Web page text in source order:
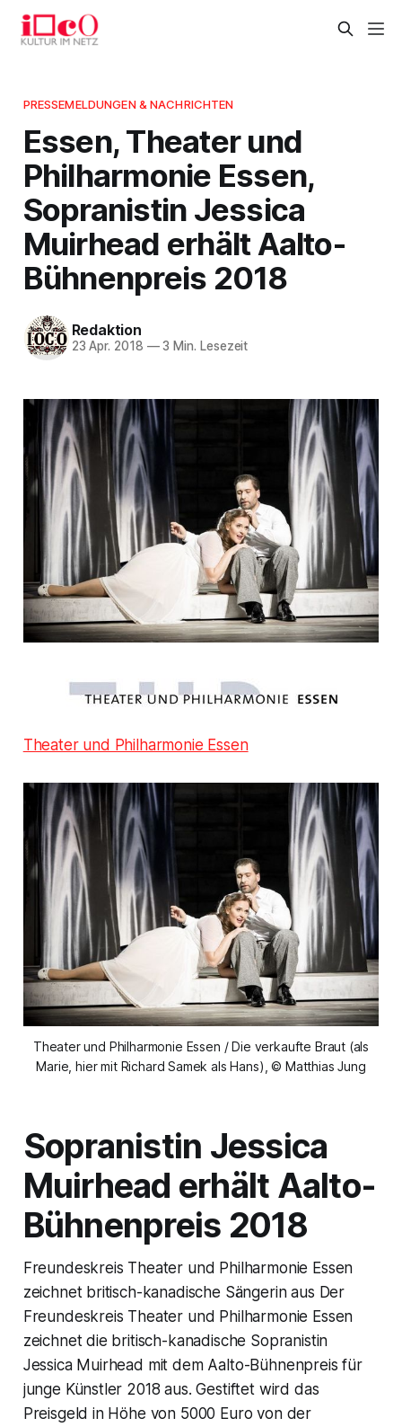
PRESSEMELDUNGEN & NACHRICHTEN
Essen, Theater und
Philharmonie Essen,
Sopranistin Jessica
Muirhead erhält Aalto-
Bühnenpreis 2018
Redaktion
23 Apr. 2018 —3 Min. Lesezeit
Theater und Philharmonie Essen
Theater und Philharmonie Essen / Die verkaufte Braut (als
Marie, hier mit Richard Samek als Hans), © Matthias Jung
Sopranistin Jessica
Muirhead erhält Aalto-
Bühnenpreis 2018
Freundeskreis Theater und Philharmonie Essen
zeichnet britisch-kanadische Sängerin aus Der
Freundeskreis Theater und Philharmonie Essen
zeichnet die britisch-kanadische Sopranistin
Jessica Muirhead mit dem Aalto-Bühnenpreis für
junge Künstler 2018 aus. Gestiftet wird das
Preisgeld in Höhe von 5000 Euro von der